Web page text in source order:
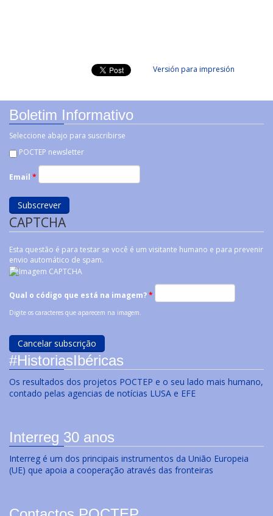
Versión para impresión
Boletim Informativo
Seleccione abajo para suscribirse
POCTEP newsletter
Email *
CAPTCHA
Esta questão é para testar se você é um visitante humano e para prevenir
envio automático de spam.
Qual o código que está na imagem?*
Digite os caracteres que aparecem na imagem.
#HistoriasIbéricas
Os resultados dos projetos POCTEP e o seu lado mais humano,
contado pelas agencias de notícias LUSA e EFE
Interreg 30 anos
Interreg é um dos principais instrumentos da União Europeia
(UE) que apoia a cooperação através das fronteiras